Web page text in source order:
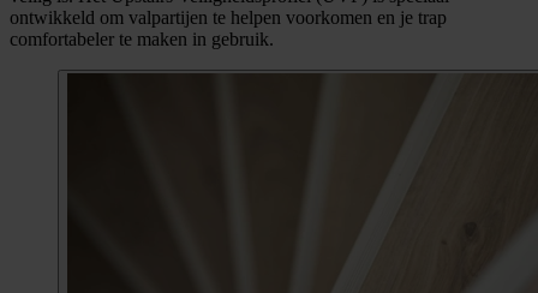
ontwikkeld om valpartijen te helpen voorkomen en je trap
comfortabeler te maken in gebruik.